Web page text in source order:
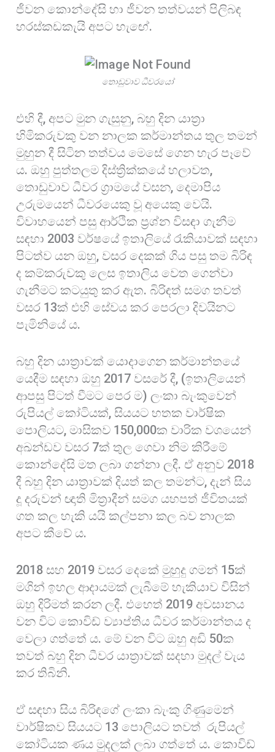
ජීවන කොන්දේසි හා ජීවන තත්වයන් පිලිබඳ
හරස්කඩකැයි අපට හැඟේ.
තොඩුවාව ධීවරයෝ
එහි දී, අපට මුන ගැසුනු, බහු දින යාත්‍රා
හිමිකරුවකු වන නාලක කර්මාන්තය තුල තමන්
මුහුන දී සිටින තත්වය මෙසේ ගෙන හැර පෑවේ
ය. ඔහු පුත්තලම දිස්ත්‍රික්කයේ හලාවත,
තොඩුවාව ධීවර ග්‍රාමයේ වසන, දෙමාපිය
උරුමයෙන් ධීවරයෙකු වූ අයෙකු වෙයි.
විවාහයෙන් පසු ආර්ථික ප්‍රශ්න විසඳා ගැනීම
සඳහා 2003 වර්ෂයේ ඉතාලියේ රැකියාවක් සඳහා
පිටත්ව යන ඔහු, වසර දෙකක් ගිය පසු තම බිරිඳ
ද කම්කරුවකු ලෙස ඉතාලිය වෙත ගෙන්වා
ගැනීමට කටයුතු කර ඇත. බිරිඳත් සමග තවත්
වසර 13ක් එහි සේවය කර පෙරලා දිවයිනට
පැමිනියේ ය.
බහු දින යාත්‍රාවක් යොදාගෙන කර්මාන්තයේ
යෙදීම සඳහා ඔහු 2017 වසරේ දී, (ඉතාලියෙන්
ආපසු පිටත් වීමට පෙර ම) ලංකා බැංකුවෙන්
රුපියල් කෝටියක්, සියයට හතක වාර්ෂික
පොලියට, මාසිකව 150,000ක වාරික වශයෙන්
අඛන්ඩව වසර 7ක් තුල ගෙවා නිම කිරීමේ
කොන්දේසි මත ලබා ගන්නා ලදී. ඒ අනුව 2018
දී බහු දින යාත්‍රාවක් දියත් කල තමන්ට, දැන් සිය
දූ දරුවන් ඥාති මිත්‍රාදීන් සමග යහපත් ජීවිතයක්
ගත කල හැකි යයි කල්පනා කල බව නාලක
අපට කීවේ ය.
2018 සහ 2019 වසර දෙකේ මුහුදු ගමන් 15ක්
මගින් ඉහල ආදායමක් ලැබීමේ හැකියාව විසින්
ඔහු දිරිමත් කරන ලදී. එහෙත් 2019 අවසානය
වන විට කොවිඩ් ව්‍යාප්තිය ධීවර කර්මාන්තය ද
වෙලා ගත්තේ ය. මේ වන විට ඔහු අඩි 50ක
තවත් බහු දින ධීවර යාත්‍රාවක් සදහා මුදල් වැය
කර තිබිනි.
ඒ සඳහා සිය බිරිඳගේ ලංකා බැංකු ගිණුමෙන්
වාර්ෂිකව සියයට 13 පොලියට තවත් රුපියල්
කෝටියක ණය මුදලක් ලබා ගත්තේ ය. කොවිඩ්